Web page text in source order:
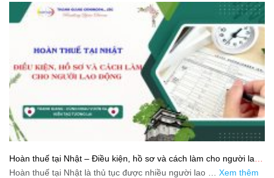
Hoàn thuế tại Nhật – Điều kiện, hồ sơ và cách làm cho người lao
động
Hoàn thuế tại Nhật là thủ tục được nhiều người lao … Xem thêm